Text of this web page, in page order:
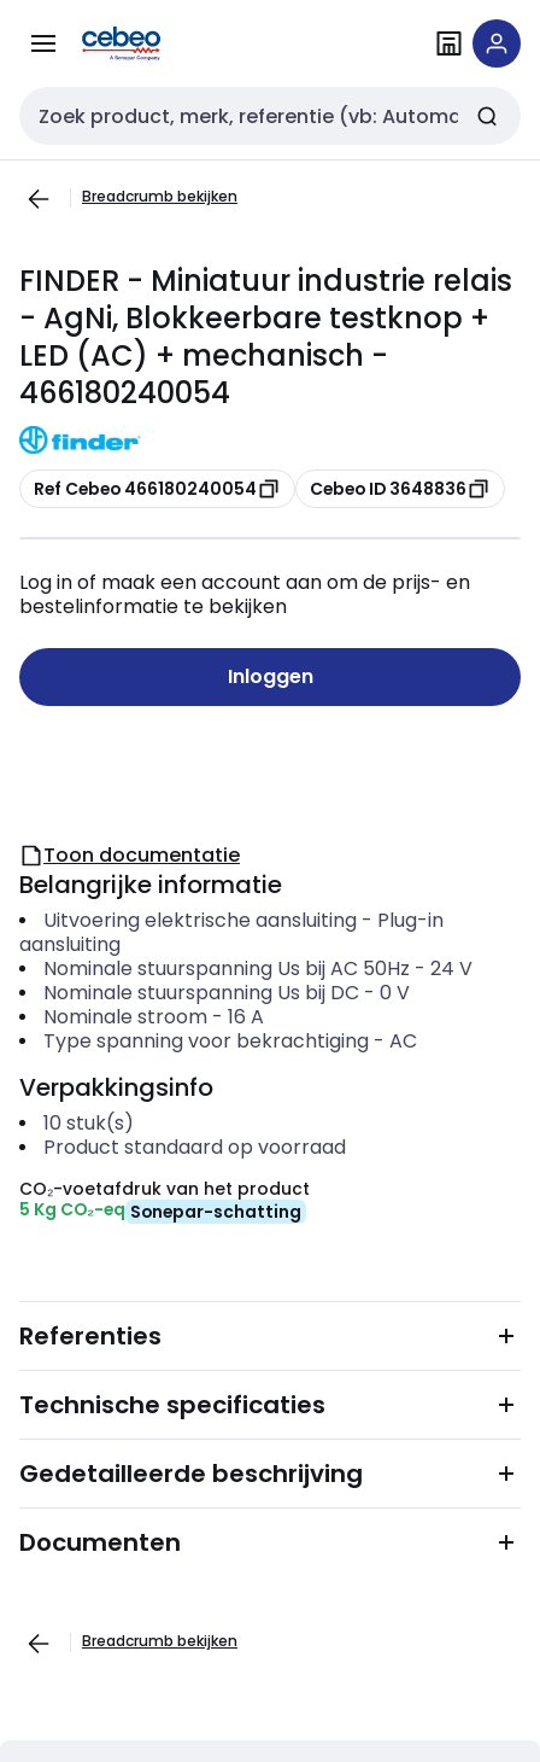
naar
naar
Zoekveld invoer
Breadcrumb bekijken
FINDER - Miniatuur industrie relais
- AgNi, Blokkeerbare testknop +
LED (AC) + mechanisch -
466180240054
Kopiëren
Ref Cebeo 466180240054 Kopiëren
Cebeo ID 3648836
Log in of maak een account aan om de prijs- en
bestelinformatie te bekijken
Inloggen
Toon documentatie
Belangrijke informatie
Uitvoering elektrische aansluiting- Plug-in
aansluiting
Nominale stuurspanning Us bij AC 50Hz - 24 V
Nominale stuurspanning Us bij DC - 0 V
Nominale stroom- 16 A
Type spanning voor bekrachtiging- AC
Verpakkingsinfo
10 stuk(s)
Product standaard op voorraad
CO₂-voetafdruk van het product
5 Kg CO₂-eq Sonepar-schatting
Referenties
Technische specificaties
Gedetailleerde beschrijving
Documenten
Breadcrumb bekijken